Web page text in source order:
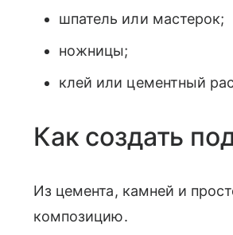
шпатель или мастерок;
ножницы;
клей или цементный
Как создать
Из цемента, камней и
композицию.